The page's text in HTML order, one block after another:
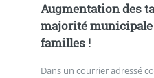
Augmentation des
majorité
familles !
Dans un courrier adressé